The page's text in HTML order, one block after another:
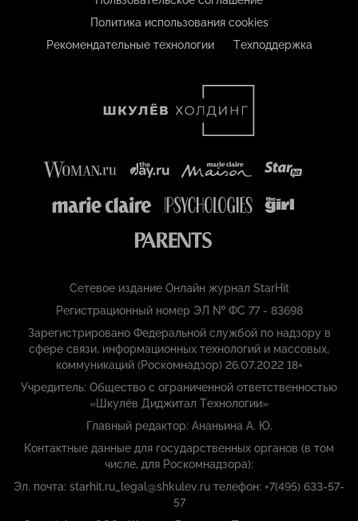
Политика использования cookies
Рекомендательные технологии
Техподдержка
Сетевое издание Онлайн журнал StarHit
Регистрационный номер ЭЛ № ФС 77 - 83698
Зарегистрировано Федеральной службой по надзору в
сфере связи, информационных технологий и массовых,
коммуникаций (Роскомнадзор) 26.07.2022 18+
Учредитель: Общество с ограниченной ответственностью
«Шкулёв Диджитал Технологии»
Главный редактор: Ананьина А. Ю.
Контактные данные для государственных органов (в том
числе, для Роскомнадзора):
Эл. почта: starhit.ru_legal@shkulev.ru телефон: +7(495) 633-57-
57